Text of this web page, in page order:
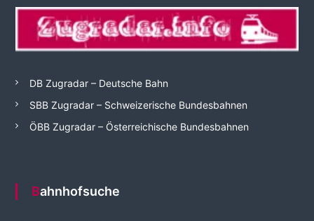
DB Zugradar – Deutsche Bahn
SBB Zugradar – Schweizerische Bundesbahnen
ÖBB Zugradar – Österreichische Bundesbahnen
Bahnhofsuche